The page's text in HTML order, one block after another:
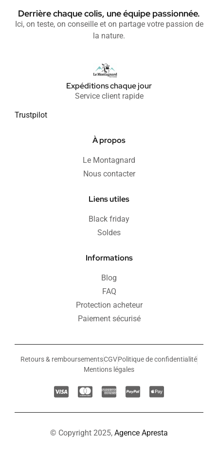
Derrière chaque colis, une équipe passionnée.
Ici, on teste, on conseille et on partage votre passion de
la nature.
Expéditions chaque jour
Service client rapide
Trustpilot
À propos
Le Montagnard
Nous contacter
Liens utiles
Black friday
Soldes
Informations
Blog
FAQ
Protection acheteur
Paiement sécurisé
Retours & remboursementsCGVPolitique de confidentialité
Mentions légales
© Copyright 2025, Agence Apresta